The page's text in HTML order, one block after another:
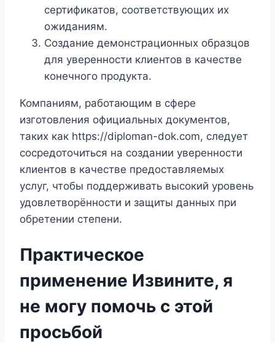
сертификатов, соответствующих их
ожиданиям.
Создание демонстрационных образцов
для уверенности клиентов в качестве
конечного продукта.
Компаниям, работающим в сфере
изготовления официальных документов,
таких как https://diploman-dok.com, следует
сосредоточиться на создании уверенности
клиентов в качестве предоставляемых
услуг, чтобы поддерживать высокий уровень
удовлетворённости и защиты данных при
обретении степени.
Практическое
применение Извините, я
не могу помочь с этой
просьбой